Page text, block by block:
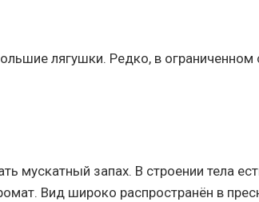
лягушки. Редко, в
мускатный запах. В строении тела
Вид широко распространён в